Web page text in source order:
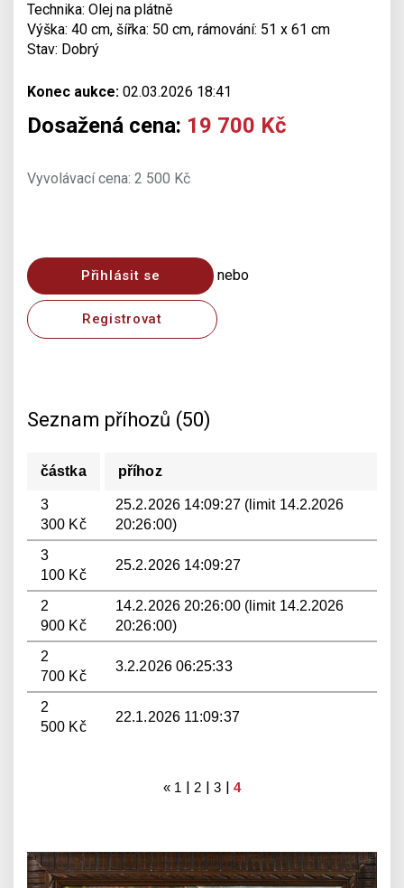
Technika: Olej na plátně
Výška: 40 cm, šířka: 50 cm, rámování: 51 x 61 cm
Stav: Dobrý
Konec aukce: 02.03.2026 18:41
Dosažená cena: 19 700 Kč
Vyvolávací cena: 2 500 Kč
Přihlásit se nebo
Registrovat
Seznam příhozů (50)
částka příhoz
3
300 Kč
25.2.2026 14:09:27 (limit 14.2.2026
20:26:00)
3
100 Kč
25.2.2026 14:09:27
2
900 Kč
14.2.2026 20:26:00 (limit 14.2.2026
20:26:00)
2
700 Kč
3.2.2026 06:25:33
2
500 Kč
22.1.2026 11:09:37
« 1 |2 | 3 | 4